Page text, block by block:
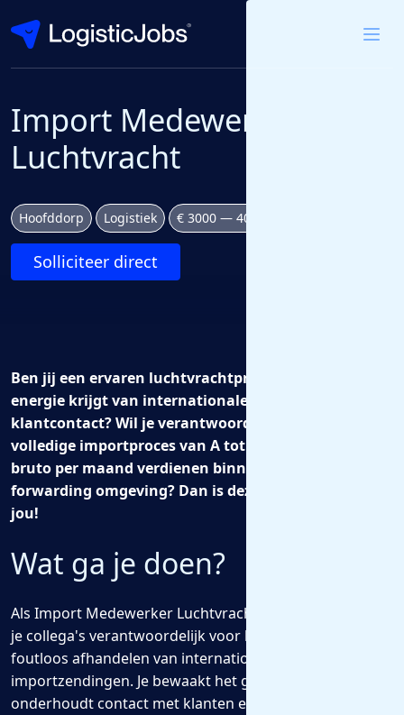
Import Medewerker
Luchtvracht
Hoofddorp Logistiek € 3000 — 4000 bruto per maand
Solliciteer direct
Ben jij een ervaren luchtvrachtprofessional die
energie krijgt van internationale logistiek en
klantcontact? Wil je verantwoordelijk zijn voor het
volledige importproces van A tot Z, en tot €4000,-
bruto per maand verdienen binnen een dynamische
forwarding omgeving? Dan is deze functie iets voor
jou!
Wat ga je doen?
Als Import Medewerker Luchtvracht ben jij samen met
je collega's verantwoordelijk voor het soepel en
foutloos afhandelen van internationale
importzendingen. Je bewaakt het gehele proces,
onderhoudt contact met klanten en logistieke partners